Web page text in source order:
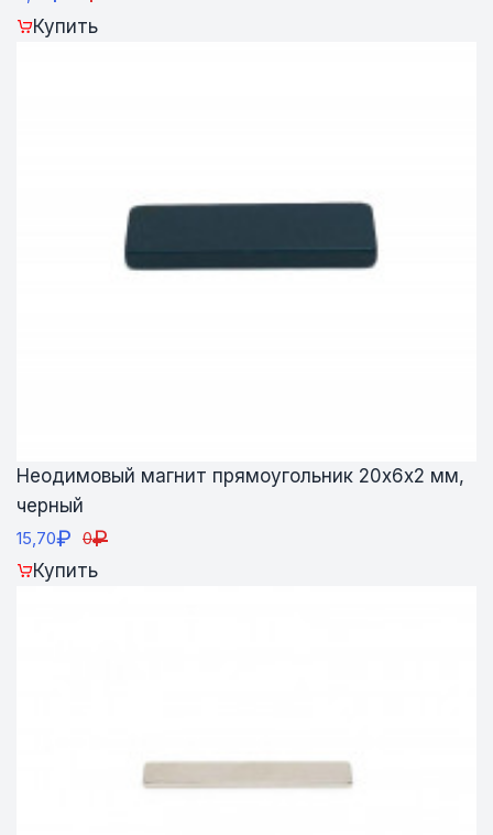
Купить
Неодимовый магнит прямоугольник 20х6х2 мм,
черный
15,70₽ 0₽
Купить